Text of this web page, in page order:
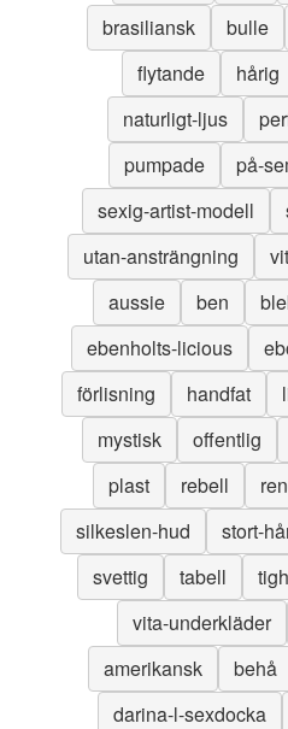
brasiliansk
bulle
flytande
hårig
naturligt-ljus
pumpade
på-
sexig-artist-modell
utan-ansträngning
aussie
ben
ebenholts-licious
förlisning
handfat
mystisk
offentlig
plast
rebell
silkeslen-hud
stort-
svettig
tabell
vita-underkläder
amerikansk
behå
darina-l-sexdocka